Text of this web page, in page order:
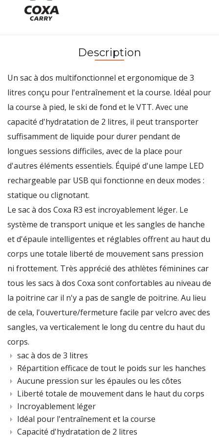
Description
Un sac à dos multifonctionnel et ergonomique de 3
litres conçu pour l'entraînement et la course. Idéal pour
la course à pied, le ski de fond et le VTT. Avec une
capacité d'hydratation de 2 litres, il peut transporter
suffisamment de liquide pour durer pendant de
longues sessions difficiles, avec de la place pour
d'autres éléments essentiels. Équipé d'une lampe LED
rechargeable par USB qui fonctionne en deux modes :
statique ou clignotant.
Le sac à dos Coxa R3 est incroyablement léger. Le
système de transport unique et les sangles de hanche
et d'épaule intelligentes et réglables offrent au haut du
corps une totale liberté de mouvement sans pression
ni frottement. Très apprécié des athlètes féminines car
tous les sacs à dos Coxa sont confortables au niveau de
la poitrine car il n'y a pas de sangle de poitrine. Au lieu
de cela, l'ouverture/fermeture facile par velcro avec des
sangles, va verticalement le long du centre du haut du
corps.
sac à dos de 3 litres
Répartition efficace de tout le poids sur les hanches
Aucune pression sur les épaules ou les côtes
Liberté totale de mouvement dans le haut du corps
Incroyablement léger
Idéal pour l'entraînement et la course
Capacité d'hydratation de 2 litres